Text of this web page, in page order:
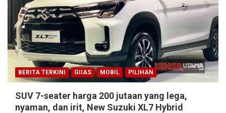
BERITA TERKINI GIIAS MOBIL PILIHAN
SUV 7-seater harga 200 jutaan yang lega,
nyaman, dan irit, New Suzuki XL7 Hybrid